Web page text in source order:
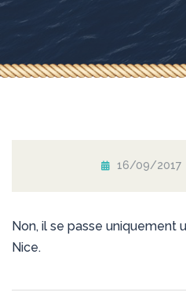
16/09/2017
Non, il se passe uniquement
Nice.